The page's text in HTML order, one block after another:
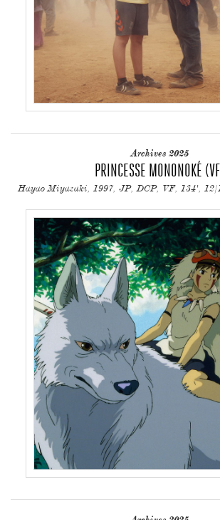
Archives 2025
PRINCESSE MONONOKÉ
Hayao Miyazaki, 1997, JP, DCP, VF, 134', 12/